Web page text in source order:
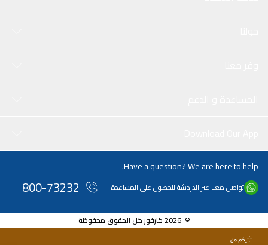
Have a question? We are here to help.
تواصل معنا عبر الدردشة للحصول على المساعدة 800-73232
© 2026 كارفور كل الحقوق محفوظة